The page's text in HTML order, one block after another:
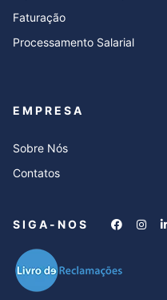
Faturação
Processamento Salarial
EMPRESA
Sobre Nós
Contatos
SIGA-NOS